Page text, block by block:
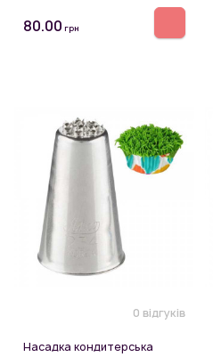
80.00 грн
0 відгуків
Насадка кондитерська